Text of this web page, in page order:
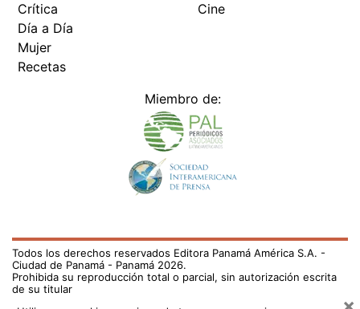
Crítica
Día a Día
Mujer
Recetas
Cine
Miembro de:
Todos los derechos reservados Editora Panamá América S.A. -
Ciudad de Panamá - Panamá 2026.
Prohibida su reproducción total o parcial, sin autorización escrita
de su titular